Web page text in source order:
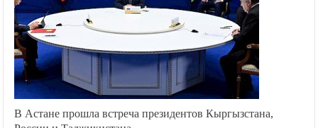
В Астане прошла встреча президентов Кыргызстана,